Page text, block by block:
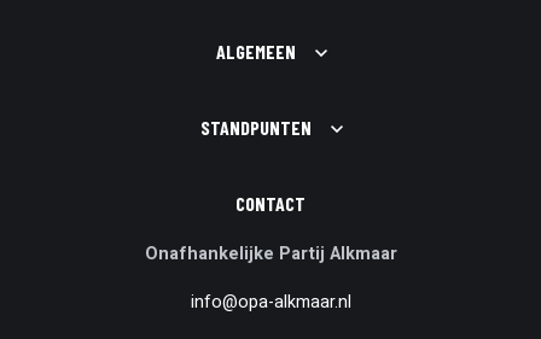
ALGEMEEN
STANDPUNTEN
CONTACT
Onafhankelijke Partij Alkmaar
info@opa-alkmaar.nl